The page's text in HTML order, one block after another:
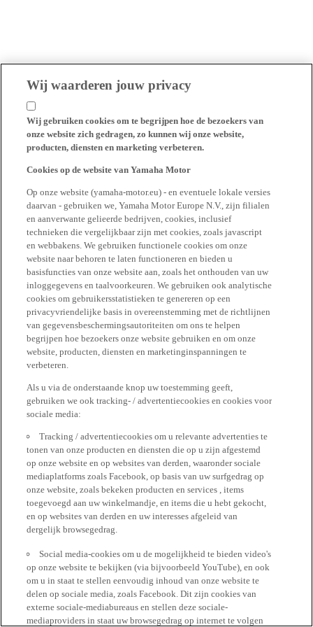
Wij waarderen jouw privacy
Wij gebruiken cookies om te begrijpen hoe de bezoekers van
onze website zich gedragen, zo kunnen wij onze website,
producten, diensten en marketing verbeteren.
Cookies op de website van Yamaha Motor
Op onze website (yamaha-motor.eu) - en eventuele lokale versies
daarvan - gebruiken we, Yamaha Motor Europe N.V., zijn filialen
en aanverwante gelieerde bedrijven, cookies, inclusief
technieken die vergelijkbaar zijn met cookies, zoals javascript
en webbakens. We gebruiken functionele cookies om onze
website naar behoren te laten functioneren en bieden u
basisfuncties van onze website aan, zoals het onthouden van uw
inloggegevens en taalvoorkeuren. We gebruiken ook analytische
cookies om gebruikersstatistieken te genereren op een
privacyvriendelijke basis in overeenstemming met de richtlijnen
van gegevensbeschermingsautoriteiten om ons te helpen
begrijpen hoe bezoekers onze website gebruiken en om onze
website, producten, diensten en marketinginspanningen te
verbeteren.
Als u via de onderstaande knop uw toestemming geeft,
gebruiken we ook tracking- / advertentiecookies en cookies voor
sociale media:
Tracking / advertentiecookies om u relevante advertenties te
tonen van onze producten en diensten die op u zijn afgestemd
op onze website en op websites van derden, waaronder sociale
mediaplatforms zoals Facebook, op basis van uw surfgedrag op
onze website, zoals bekeken producten en services , items
toegevoegd aan uw winkelmandje, en items die u hebt gekocht,
en op websites van derden en uw interesses afgeleid van
dergelijk browsegedrag.
Social media-cookies om u de mogelijkheid te bieden video's
op onze website te bekijken (via bijvoorbeeld YouTube), en ook
om u in staat te stellen eenvoudig inhoud van onze website te
delen op sociale media, zoals Facebook. Dit zijn cookies van
externe sociale-mediabureaus en stellen deze sociale-
mediaproviders in staat uw browsegedrag op internet te volgen